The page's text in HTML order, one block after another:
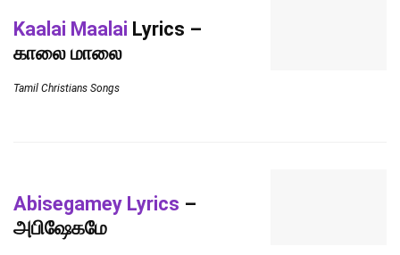
Kaalai Maalai Lyrics –
காலை மாலை
Tamil Christians Songs
Abisegamey Lyrics –
அபிஷேகமே